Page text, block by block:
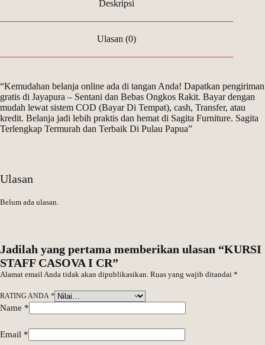
Deskripsi
Ulasan (0)
“Kemudahan belanja online ada di tangan Anda! Dapatkan pengiriman
gratis di Jayapura – Sentani dan Bebas Ongkos Rakit. Bayar dengan
mudah lewat sistem COD (Bayar Di Tempat), cash, Transfer, atau
kredit. Belanja jadi lebih praktis dan hemat di Sagita Furniture. Sagita
Terlengkap Termurah dan Terbaik Di Pulau Papua”
Ulasan
Belum ada ulasan.
Jadilah yang pertama memberikan ulasan “KURSI
STAFF CASOVA I CR”
Alamat email Anda tidak akan dipublikasikan. Ruas yang wajib ditandai *
RATING ANDA *
Name *
Email *